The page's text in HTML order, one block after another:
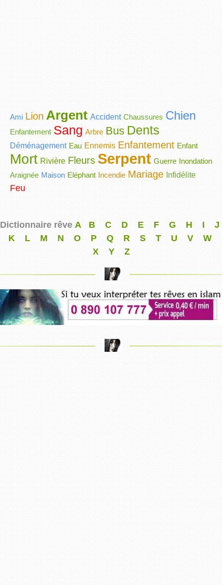
Ami Lion Argent Accident Chaussures Chien
Enfantement Sang Arbre Bus Dents
Déménagement Eau Ennemis Enfantement Enfant
Mort Rivière Fleurs Serpent Guerre Inondation
Araignée Maison Eléphant Incendie Mariage Infidélite
Feu
Dictionnaire rêve A B C D E F G H I
J
K
L M N O P Q R S T U V
W
X
Y Z